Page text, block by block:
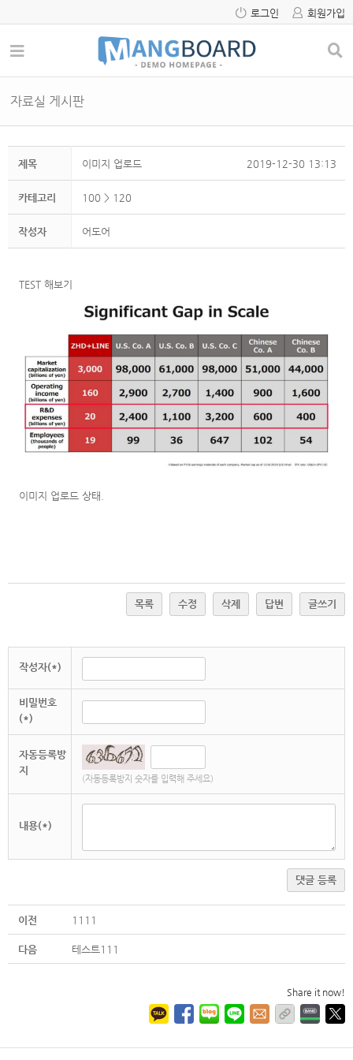
로그인 회원가입
자료실 게시판
제목 이미지 업로드 2019-12-30 13:13
카테고리 100 > 120
작성자 어도어
TEST 해보기
이미지 업로드 상태.
목록 수정 삭제 답변 글쓰기
작성자(*)
비밀번호
(*)
자동등록방
지
(자동등록방지 숫자를 입력해 주세요)
내용(*)
댓글 등록
이전 1111
다음 테스트111
Share it now!